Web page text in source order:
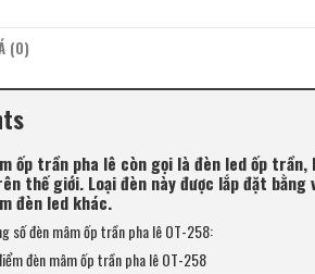
(0)
ốp trần pha lê còn gọi là đèn led ốp
thế giới. Loại đèn này được lắp đặt
đèn led khác.
số đèn mâm ốp trần pha lê OT-258:
đèn mâm ốp trần pha lê OT-258